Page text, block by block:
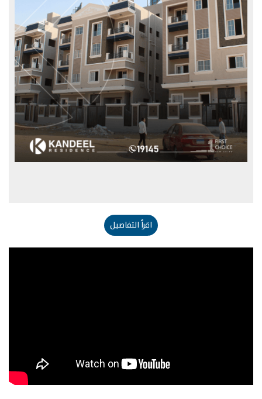
اقرأ التفاصيل